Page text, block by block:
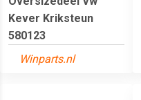
Kever Kriksteun
580123
Winparts.nl